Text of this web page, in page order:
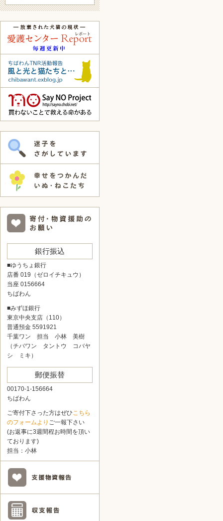
銀行振込
■ゆうちょ銀行
店番 019（ゼロイチキュウ）
当座 0156664
ちばわん
■みずほ銀行
東京中央支店（110）
普通預金 5591921
千葉ワン 担当 小林 美樹
（チバワン タントウ コバヤ
シ ミキ）
郵便振替
00170-1-156664
ちばわん
ご寄付下さった方はぜひこちら
のフォームより ご一報下さい
(お返事に3週間程お時間を頂い
ております)
担当：小林